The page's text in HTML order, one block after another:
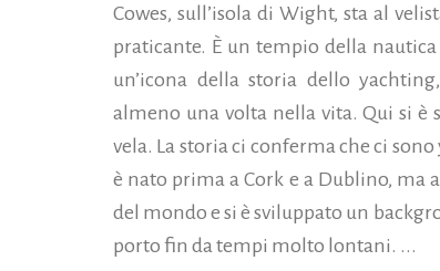
Cowes, sull’isola di Wight, sta al
praticante. È un tempio della
un’icona della storia dello
almeno una volta nella vita. Qui si è
vela. La storia ci conferma che ci
è nato prima a Cork e a Dublino, ma
del mondo e si è sviluppato un
porto fin da tempi molto lontani. ...